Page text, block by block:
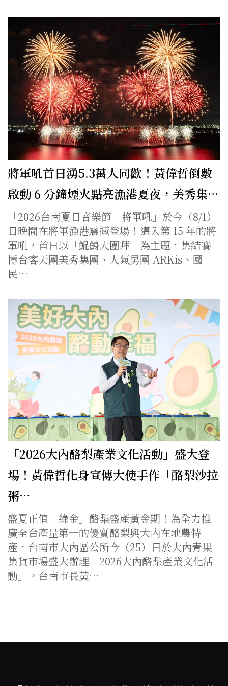
將軍吼首日湧5.3萬人同歡！黃偉哲倒數
啟動 6 分鐘煙火點亮漁港夏夜，美秀集…
「2026台南夏日音樂節－將軍吼」於今（8/1）
日晚間在將軍漁港震撼登場！邁入第 15 年的將
軍吼，首日以「鯤鯓大團拜」為主題，集結賽
博台客天團美秀集團、人氣男團 ARKis、國
民…
「2026大內酪梨產業文化活動」盛大登
場！黃偉哲化身宣傳大使手作「酪梨沙拉
粥…
盛夏正值「綠金」酪梨盛產黃金期！為全力推
廣全台產量第一的優質酪梨與大內在地農特
產，台南市大內區公所今（25）日於大內青果
集貨市場盛大辦理「2026大內酪梨產業文化活
動」。台南市長黃…